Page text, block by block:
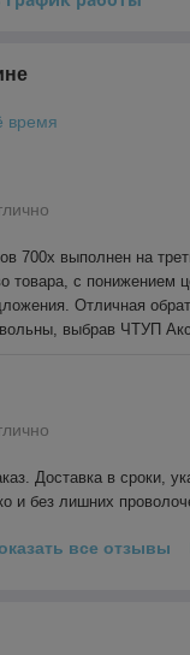
время
700х выполнен на
товара, с понижением
Отличная
выбрав ЧТУП
Доставка в сроки,
и без лишних
все отзывы